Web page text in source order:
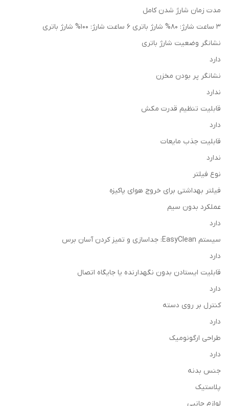
مدت زمان شارژ شدن کامل
3 ساعت شارژ: 80% شارژ باتری 6 ساعت شارژ: 100% شارژ باتری
نشانگر وضعیت شارژ باتری
دارد
نشانگر پر بودن مخزن
ندارد
قابلیت تنظیم قدرت مکش
دارد
قابلیت جذب مایعات
ندارد
نوع فیلتر
فیلتر بهداشتی برای خروج هوای پاکیزه
عملکرد بدون سیم
دارد
سیستم EasyClean: جداسازی و تمیز کردن آسان برس
دارد
قابلیت ایستادن بدون نگهدارنده یا جایگاه اتصال
دارد
کنترل بر روی دسته
دارد
طراحی ارگونومیک
دارد
جنس بدنه
پلاستیک
لوازم جانبی